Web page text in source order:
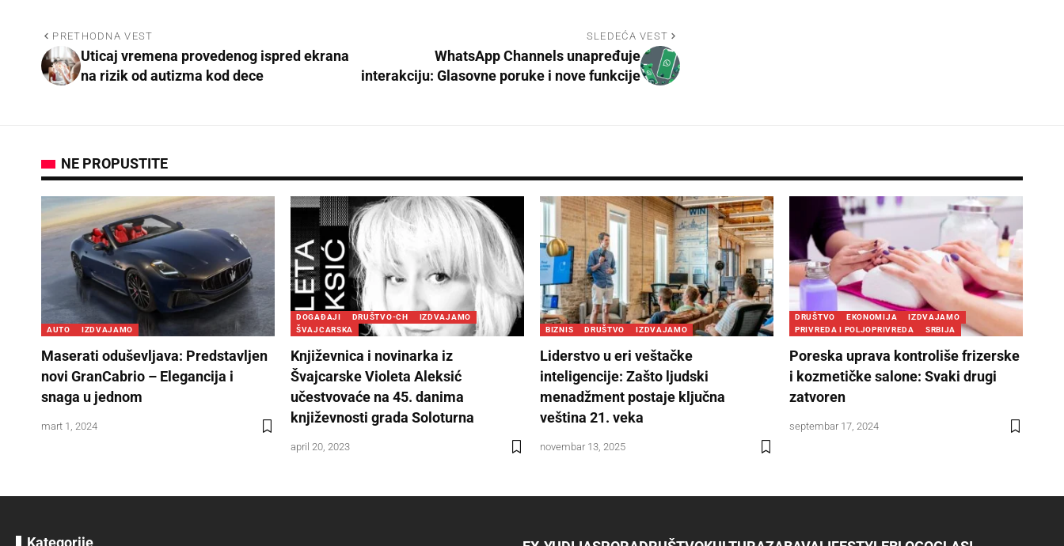
PRETHODNA VEST
Uticaj vremena provedenog ispred ekrana
na rizik od autizma kod dece
SLEDEĆA VEST
WhatsApp Channels unapređuje
interakciju: Glasovne poruke i nove funkcije
NE PROPUSTITE
AUTO IZDVAJAMO
Maserati oduševljava: Predstavljen
novi GranCabrio – Elegancija i
snaga u jednom
mart 1, 2024
DOGAĐAJI DRUŠTVO-CH
IZDVAJAMO
ŠVAJCARSKA
Književnica i novinarka iz
Švajcarske Violeta Aleksić
učestvovaće na 45. danima
književnosti grada Soloturna
april 20, 2023
BIZNIS DRUŠTVO IZDVAJAMO
Liderstvo u eri veštačke
inteligencije: Zašto ljudski
menadžment postaje ključna
veština 21. veka
novembar 13, 2025
DRUŠTVO EKONOMIJA
IZDVAJAMO
PRIVREDA I POLJOPRIVREDA
SRBIJA
Poreska uprava kontroliše frizerske
i kozmetičke salone: Svaki drugi
zatvoren
septembar 17, 2024
Kategorije